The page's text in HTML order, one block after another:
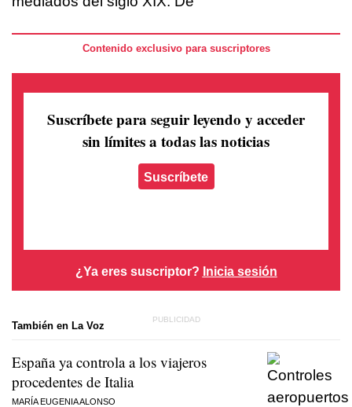
Contenido exclusivo para suscriptores
Suscríbete para seguir leyendo y acceder
sin límites a todas las noticias
Suscríbete
¿Ya eres suscriptor? Inicia sesión
También en La Voz
España ya controla a los viajeros
procedentes de Italia
MARÍA EUGENIA ALONSO